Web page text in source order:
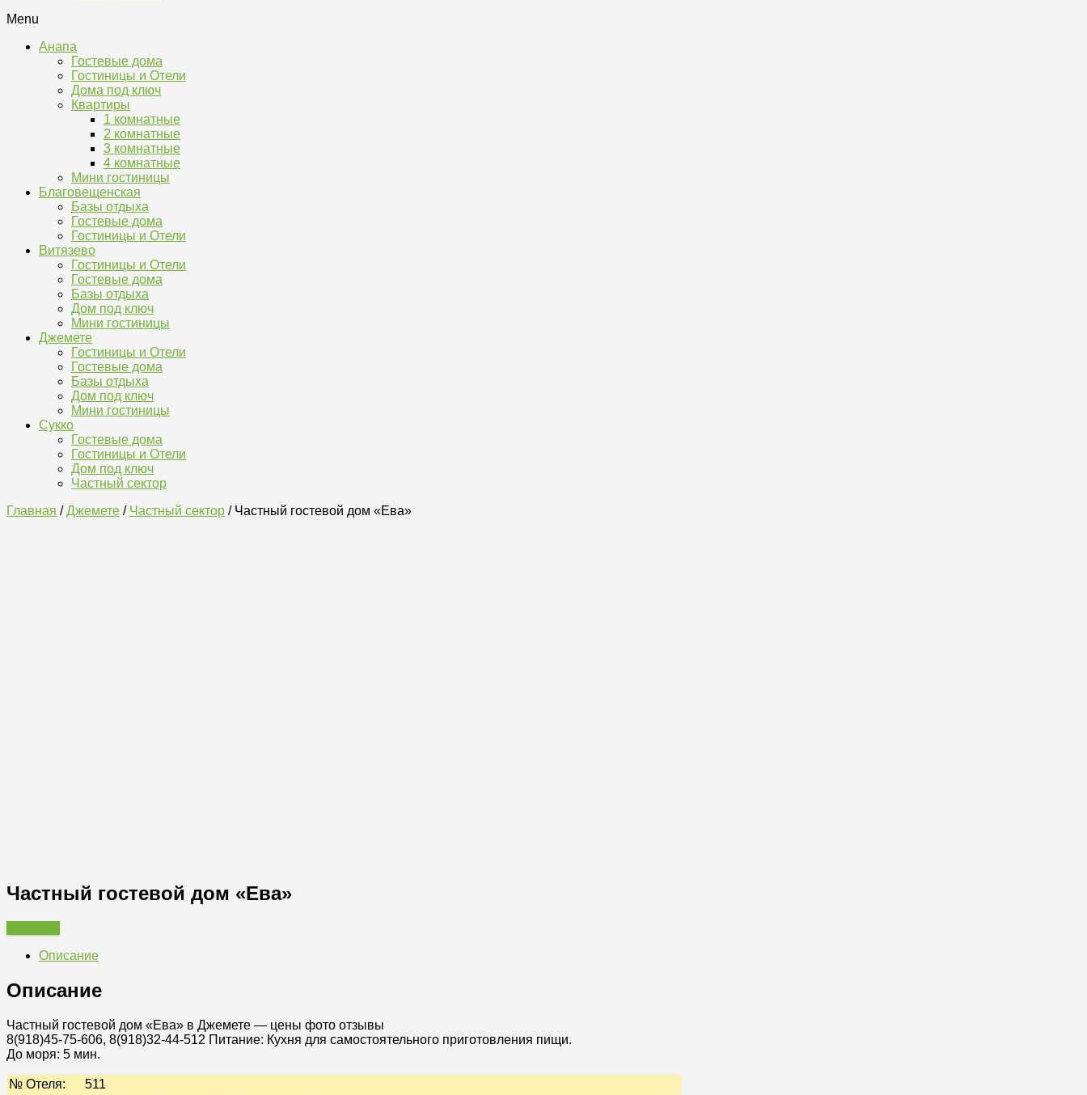
Menu
Анапа
Гостевые дома
Гостиницы и Отели
Дома под ключ
Квартиры
1 комнатные
2 комнатные
3 комнатные
4 комнатные
Мини гостиницы
Благовещенская
Базы отдыха
Гостевые дома
Гостиницы и Отели
Витязево
Гостиницы и Отели
Гостевые дома
Базы отдыха
Дом под ключ
Мини гостиницы
Джемете
Гостиницы и Отели
Гостевые дома
Базы отдыха
Дом под ключ
Мини гостиницы
Сукко
Гостевые дома
Гостиницы и Отели
Дом под ключ
Частный сектор
Главная / Джемете / Частный сектор / Частный гостевой дом «Ева»
Частный гостевой дом «Ева»
Описание
Описание
Частный гостевой дом «Ева» в Джемете — цены фото отзывы
8(918)45-75-606, 8(918)32-44-512 Питание: Кухня для самостоятельного приготовления пищи.
До моря: 5 мин.
№ Отеля:
511